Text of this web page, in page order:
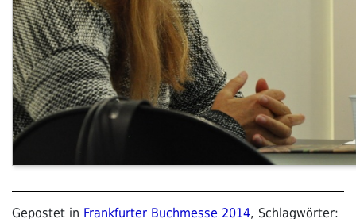
Gepostet in Frankfurter Buchmesse 2014, Schlagwörter: